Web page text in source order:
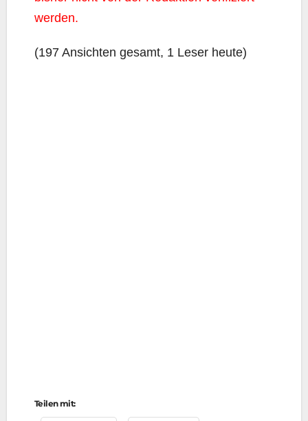
werden.
(197 Ansich­ten gesamt, 1 Leser heute)
Teilen mit: